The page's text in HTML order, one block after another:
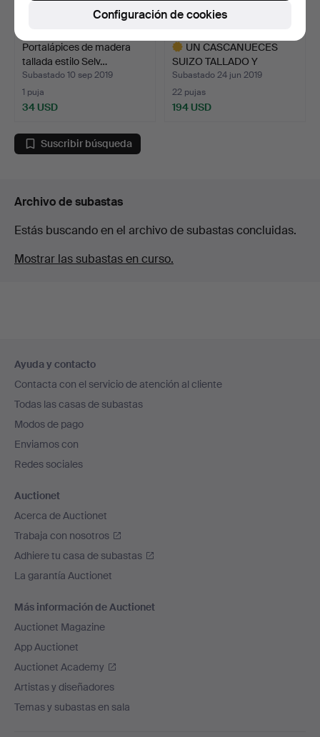
Portalápices de madera
tallada estilo Selv…
Subastado 10 sep 2019
1 puja
34 USD
UN CASCANUECES
SUIZO TALLADO Y
PARCIALMENT…
Subastado 24 jun 2019
22 pujas
194 USD
Suscribir búsqueda
Archivo de subastas
Estás buscando en el archivo de subastas concluidas.
Mostrar las subastas en curso.
en
el
pie
de
página
Ayuda y contacto
Contacta con el servicio de atención al cliente
Todas las casas de subastas
Modos de pago
Enviamos con
Redes sociales
Auctionet
Acerca de Auctionet
Trabaja con nosotros
Adhiere tu casa de subastas
La garantía Auctionet
Más información de Auctionet
Auctionet Magazine
App Auctionet
Auctionet Academy
Artistas y diseñadores
Temas y subastas en sala
Configuración de cookies